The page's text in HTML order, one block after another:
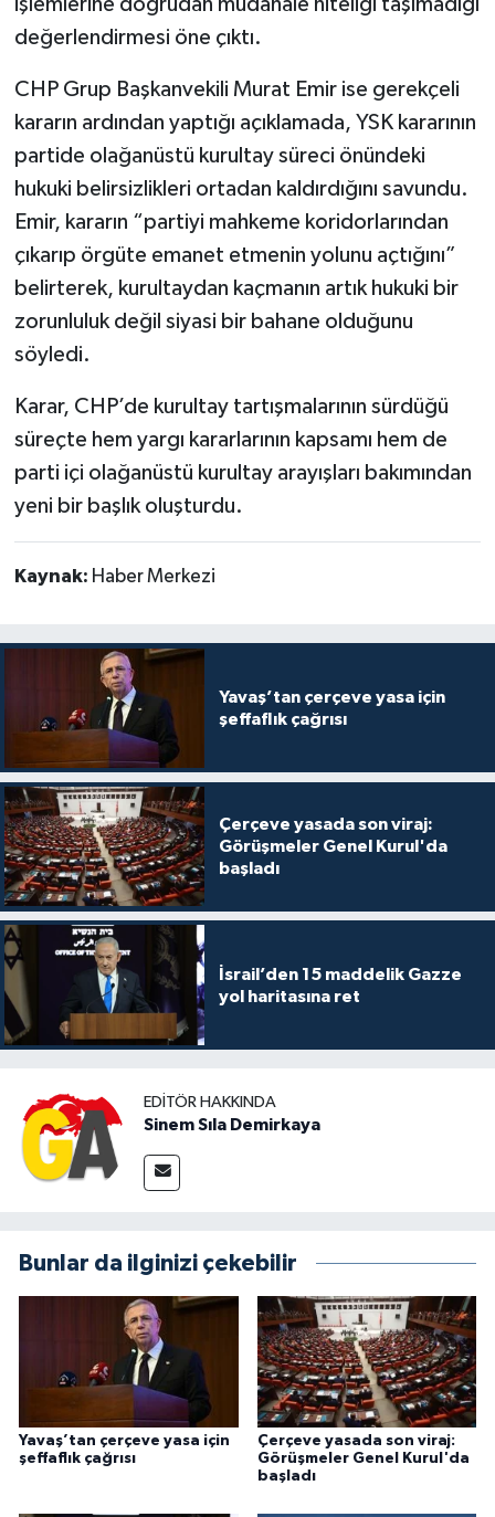
değerlendirmesi öne çıktı.
CHP Grup Başkanvekili Murat Emir ise gerekçeli
kararın ardından yaptığı açıklamada, YSK kararının
partide olağanüstü kurultay süreci önündeki
hukuki belirsizlikleri ortadan kaldırdığını savundu.
Emir, kararın “partiyi mahkeme koridorlarından
çıkarıp örgüte emanet etmenin yolunu açtığını”
belirterek, kurultaydan kaçmanın artık hukuki bir
zorunluluk değil siyasi bir bahane olduğunu
söyledi.
Karar, CHP’de kurultay tartışmalarının sürdüğü
süreçte hem yargı kararlarının kapsamı hem de
parti içi olağanüstü kurultay arayışları bakımından
yeni bir başlık oluşturdu.
Kaynak: Haber Merkezi
Yavaş’tan çerçeve yasa için
şeffaflık çağrısı
Çerçeve yasada son viraj:
Görüşmeler Genel Kurul'da
başladı
İsrail’den 15 maddelik Gazze
yol haritasına ret
EDITÖR HAKKINDA
Sinem Sıla Demirkaya
Bunlar da ilginizi çekebilir
Yavaş’tan çerçeve yasa için
şeffaflık çağrısı
Çerçeve yasada son viraj:
Görüşmeler Genel Kurul'da
başladı